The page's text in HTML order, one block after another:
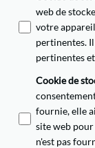
web de
votre
pertinentes.
pertinentes
Cookie de
fournie, elle
site web
n'est pas